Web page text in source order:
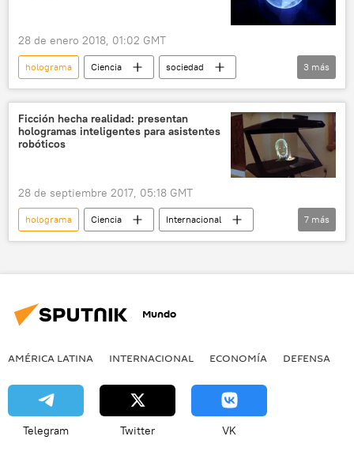
28 de enero 2018, 01:02 GMT
holograma Ciencia
sociedad
💢 Insólito
Tecnología noticias
3 más
Ficción hecha realidad: presentan
hologramas inteligentes para asistentes
robóticos
28 de septiembre 2017, 05:18 GMT
holograma Ciencia
Internacional
Tecnología
América del Norte
7 más
Mundo
AMÉRICA LATINA INTERNACIONAL ECONOMÍA DEFENSA
Telegram Twitter VK